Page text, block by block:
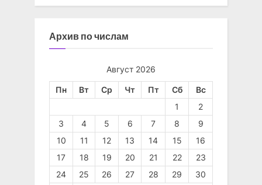
Архив по числам
Август 2026
Пн Вт Ср Чт Пт Сб
Вс
1
2
3
4 5 6 7 8
9
10
11 12 13 14 15
16
17
18 19 20 21 22
23
24
25 26 27 28 29
30